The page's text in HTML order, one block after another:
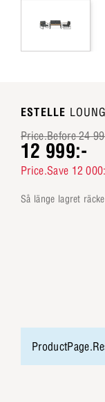
ESTELLE
Price.Before 24
12 999:-
Price.Save 12
så länge lagret